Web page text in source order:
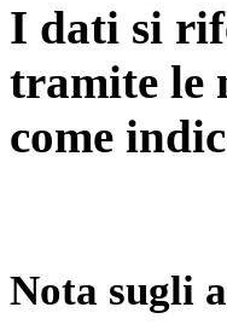
I dati si
tramite le
come
Nota sugli